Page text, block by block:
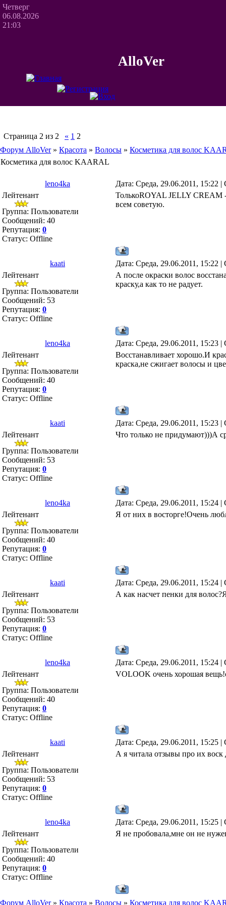
Четверг
06.08.2026
21:03
AlloVer
Страница 2 из 2 « 1 2
Форум AlloVer » Красота » Волосы » Косметика для волос
Косметика для волос KAARAL
leno4ka
Дата: Среда, 29.06.2011, 15:22
Лейтенант
Группа: Пользователи
Сообщений: 40
Репутация: 0
Статус: Offline
ТолькоROYAL JELLY CREAM
всем советую.
kaati
Дата: Среда, 29.06.2011, 15:22
Лейтенант
Группа: Пользователи
Сообщений: 53
Репутация: 0
Статус: Offline
А после окраски волос
краску,а как то не радует.
leno4ka
Дата: Среда, 29.06.2011, 15:23
Лейтенант
Группа: Пользователи
Сообщений: 40
Репутация: 0
Статус: Offline
Восстанавливает хорошо.И
краска,не сжигает волосы и
kaati
Дата: Среда, 29.06.2011, 15:23
Лейтенант
Группа: Пользователи
Сообщений: 53
Репутация: 0
Статус: Offline
Что только не придумают)))А
leno4ka
Дата: Среда, 29.06.2011, 15:24
Лейтенант
Группа: Пользователи
Сообщений: 40
Репутация: 0
Статус: Offline
Я от них в восторге!Очень
kaati
Дата: Среда, 29.06.2011, 15:24
Лейтенант
Группа: Пользователи
Сообщений: 53
Репутация: 0
Статус: Offline
А как насчет пенки для
leno4ka
Дата: Среда, 29.06.2011, 15:24
Лейтенант
Группа: Пользователи
Сообщений: 40
Репутация: 0
Статус: Offline
VOLOOK очень хорошая
kaati
Дата: Среда, 29.06.2011, 15:25
Лейтенант
Группа: Пользователи
Сообщений: 53
Репутация: 0
Статус: Offline
А я читала отзывы про их
leno4ka
Дата: Среда, 29.06.2011, 15:25
Лейтенант
Группа: Пользователи
Сообщений: 40
Репутация: 0
Статус: Offline
Я не пробовала,мне он не
Форум AlloVer » Красота » Волосы » Косметика для волос